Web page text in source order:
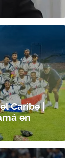
Caribe |
en